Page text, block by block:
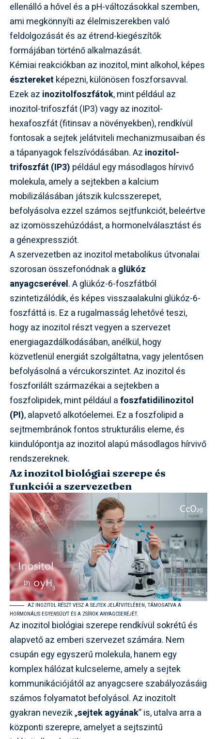
ellenálló a hővel és a pH-változásokkal szemben,
ami megkönnyíti az élelmiszerekben való
feldolgozását és az étrend-kiegészítők
formájában történő alkalmazását.
Kémiai reakciókban az inozitol, mint alkohol, képes
észtereket képezni, különösen foszforsavval.
Ezek az inozitolfoszfátok, mint például az
inozitol-trifoszfát (IP3) vagy az inozitol-
hexafoszfát (fitinsav a növényekben), rendkívül
fontosak a sejtek jelátviteli mechanizmusaiban és
a tápanyagok felszívódásában. Az inozitol-
trifoszfát (IP3) például egy másodlagos hírvivő
molekula, amely a sejtekben a kalcium
mobilizálásában játszik kulcsszerepet,
befolyásolva ezzel számos sejtfunkciót, beleértve
az izomösszehúzódást, a hormonelválasztást és
a génexpressziót.
A szervezetben az inozitol metabolikus útvonalai
szorosan összefonódnak a glükóz
anyagcserével. A glükóz-6-foszfátból
szintetizálódik, és képes visszaalakulni glükóz-6-
foszfáttá is. Ez a rugalmasság lehetővé teszi,
hogy az inozitol részt vegyen a szervezet
energiagazdálkodásában, anélkül, hogy
közvetlenül energiát szolgáltatna, vagy jelentősen
befolyásolná a vércukorszintet. Az inozitol és
foszforilált származékai a sejtekben a
foszfolipidek, mint például afoszfatidilinozitol
(PI), alapvető alkotóelemei. Ez a foszfolipid a
sejtmembránok fontos strukturális eleme, és
kiindulópontja az inozitol alapú másodlagos hírvivő
rendszereknek.
Az inozitol biológiai szerepe és
funkciói a szervezetben
AZ INOZITOL RÉSZT VESZ A SEJTEK JELÁTVITELÉBEN, TÁMOGATVA A
HORMONÁLIS EGYENSÚLYT ÉS A ZSÍROK ANYAGCSERÉJÉT.
Az inozitol biológiai szerepe rendkívül sokrétű és
alapvető az emberi szervezet számára. Nem
csupán egy egyszerű molekula, hanem egy
komplex hálózat kulcseleme, amely a sejtek
kommunikációjától az anyagcsere szabályozásáig
számos folyamatot befolyásol. Az inozitolt
gyakran nevezik „sejtek agyának” is, utalva arra a
központi szerepre, amelyet a sejtszintű